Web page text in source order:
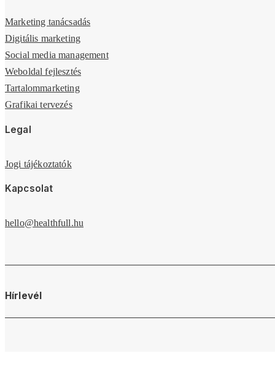
Marketing tanácsadás
Digitális marketing
Social media management
Weboldal fejlesztés
Tartalommarketing
Grafikai tervezés
Legal
Jogi tájékoztatók
Kapcsolat
hello@healthfull.hu
Hírlevél